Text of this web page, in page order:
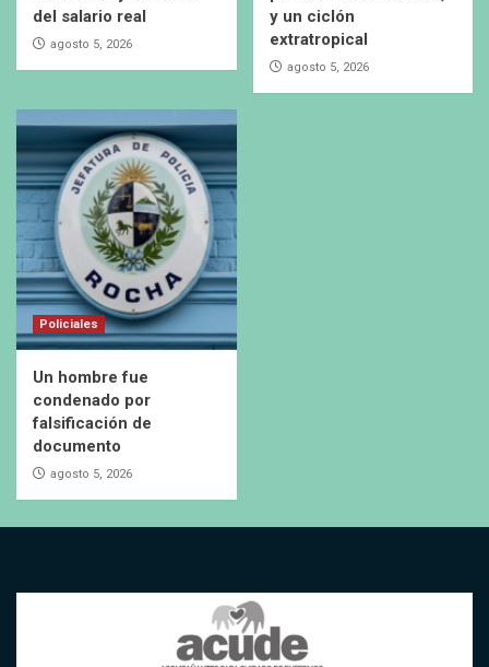
del salario real
agosto 5, 2026
y un ciclón
extratropical
agosto 5, 2026
Policiales
Un hombre fue
condenado por
falsificación de
documento
agosto 5, 2026